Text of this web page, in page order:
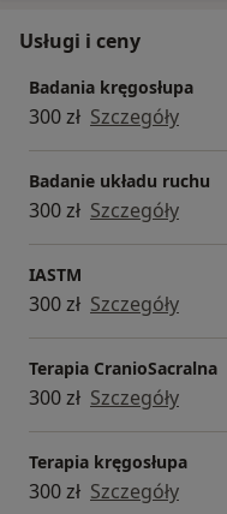
Usługi i ceny
Badania kręgosłupa
300 zł Szczegóły
Badanie układu ruchu
300 zł Szczegóły
IASTM
300 zł Szczegóły
Terapia CranioSacralna
300 zł Szczegóły
Terapia kręgosłupa
300 zł Szczegóły